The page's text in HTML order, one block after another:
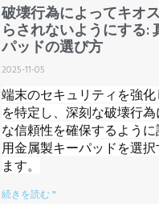
破壊行為によってキオ
らされないようにする:
パッドの選び方
2025-11-05
端末のセキュリティを強
を特定し、深刻な破壊行
な信頼性を確保するよう
用金属製キーパッドを選
ます。
続きを読む "